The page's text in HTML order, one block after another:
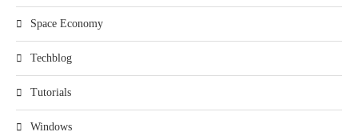
Space Economy
Techblog
Tutorials
Windows